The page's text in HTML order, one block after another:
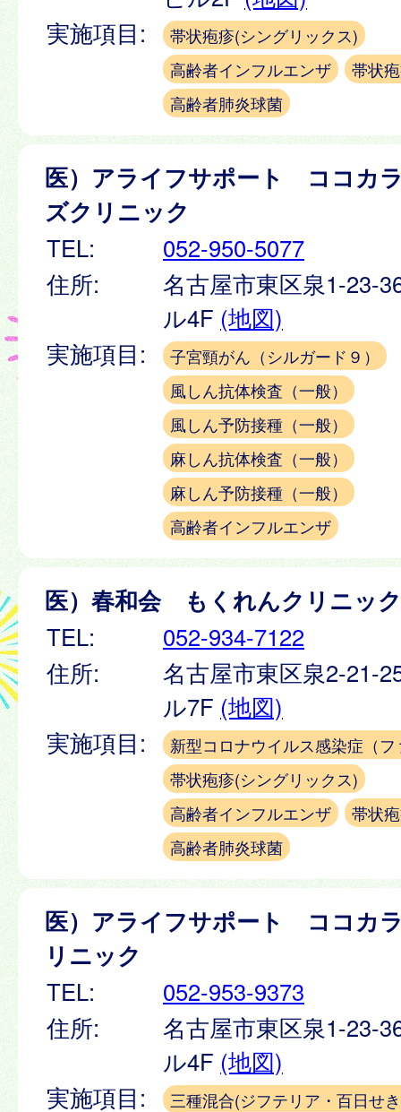
実施項目:
帯状疱疹(シングリックス)
高齢者インフルエンザ
帯状
高齢者肺炎球菌
医）アライフサポート ココカ
ズクリニック
TEL:
052-950-5077
住所:
名古屋市東区泉1-23-
ル4F (地図)
実施項目:
子宮頸がん（シルガード９）
風しん抗体検査（一般）
風しん予防接種（一般）
麻しん抗体検査（一般）
麻しん予防接種（一般）
高齢者インフルエンザ
医）春和会 もくれんクリニック
TEL:
052-934-7122
住所:
名古屋市東区泉2-21-
ル7F (地図)
実施項目:
新型コロナウイルス感染症（
帯状疱疹(シングリックス)
高齢者インフルエンザ
帯状
高齢者肺炎球菌
医）アライフサポート ココカ
リニック
TEL:
052-953-9373
住所:
名古屋市東区泉1-23-
ル4F (地図)
実施項目:
三種混合(ジフテリア・百日せ